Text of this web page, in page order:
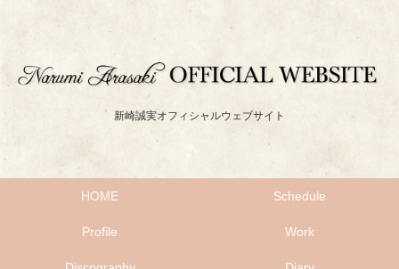
新崎誠実オフィシャルウェブサイト
HOME Schedule
Profile Work